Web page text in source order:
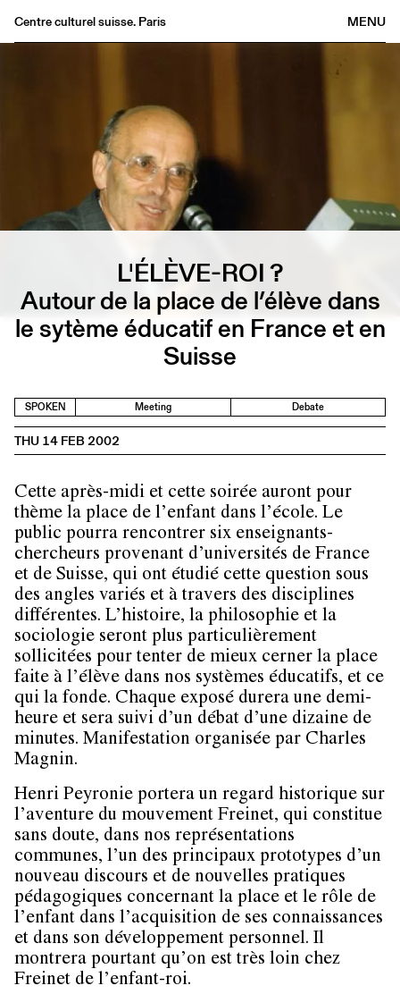
MENU
Centre culturel suisse. Paris
Publications
About
L'ÉLÈVE-ROI ?
Autour de la place de l’élève dans
le sytème éducatif en France et en
Suisse
SPOKEN Meeting Debate
THU 14 FEB 2002
Cette après-midi et cette soirée auront pour
thème la place de l’enfant dans l’école. Le
public pourra rencontrer six enseignants-
chercheurs provenant d’universités de France
et de Suisse, qui ont étudié cette question sous
des angles variés et à travers des disciplines
différentes. L’histoire, la philosophie et la
sociologie seront plus particulièrement
sollicitées pour tenter de mieux cerner la place
faite à l’élève dans nos systèmes éducatifs, et ce
qui la fonde. Chaque exposé durera une demi-
heure et sera suivi d’un débat d’une dizaine de
minutes. Manifestation organisée par Charles
Magnin.
Henri Peyronie portera un regard historique sur
l’aventure du mouvement Freinet, qui constitue
sans doute, dans nos représentations
communes, l’un des principaux prototypes d’un
nouveau discours et de nouvelles pratiques
pédagogiques concernant la place et le rôle de
l’enfant dans l’acquisition de ses connaissances
et dans son développement personnel. Il
montrera pourtant qu’on est très loin chez
Freinet de l’enfant-roi.